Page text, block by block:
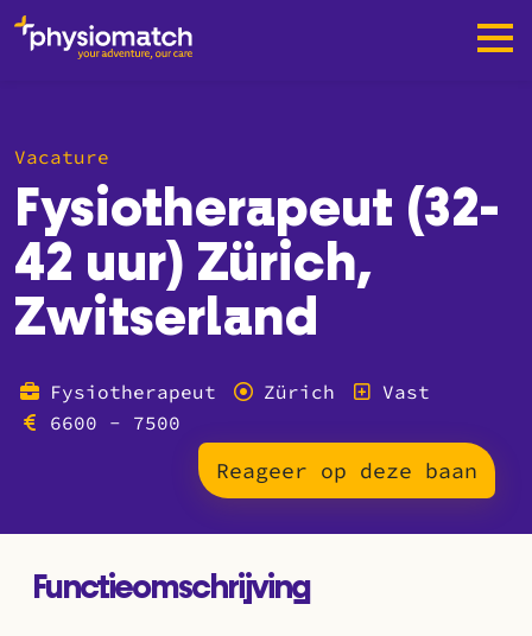
Vacature
Fysiotherapeut (32-
42 uur) Zürich,
Zwitserland
Fysiotherapeut Zürich
Vast
6600 - 7500
Reageer op deze baan
Functieomschrijving